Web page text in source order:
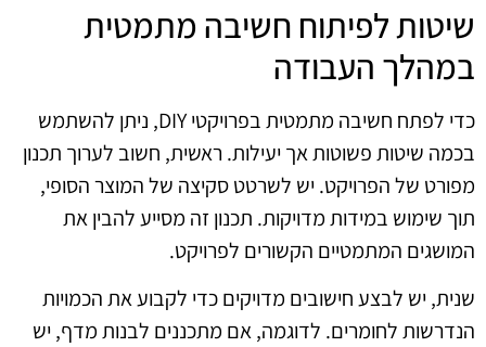
שיטות לפיתוח חשיבה מתמטית
במהלך העבודה
כדי לפתח חשיבה מתמטית בפרויקטי DIY, ניתן להשתמש
בכמה שיטות פשוטות אך יעילות. ראשית, חשוב לערוך תכנון
מפורט של הפרויקט. יש לשרטט סקיצה של המוצר הסופי,
תוך שימוש במידות מדויקות. תכנון זה מסייע להבין את
המושגים המתמטיים הקשורים לפרויקט.
שנית, יש לבצע חישובים מדויקים כדי לקבוע את הכמויות
הנדרשות לחומרים. לדוגמה, אם מתכננים לבנות מדף, יש